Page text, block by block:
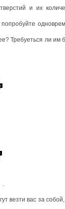
и их
Требуеться ли им
.
везти вас за